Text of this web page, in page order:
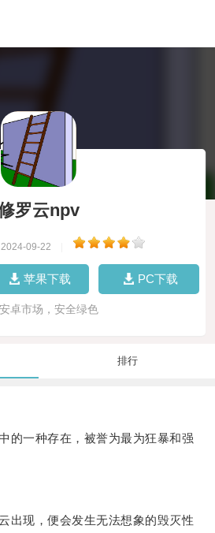
罗云npv
09-22
苹果下载 PC下载
安卓市场，安全绿色
排行
一种存在，被誉为最为狂暴和强
现，便会发生无法想象的毁灭性